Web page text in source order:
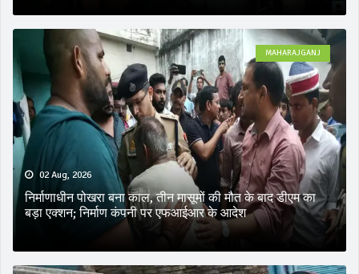
MAHARAJGANJ
02 Aug, 2026
निर्माणाधीन पोखरा बना काल, तीन मासूमों की मौत के बाद डीएम का
बड़ा एक्शन; निर्माण कंपनी पर एफआईआर के आदेश